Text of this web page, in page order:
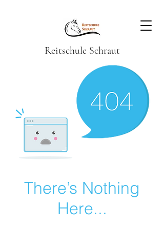
Reitschule Schraut
There’s Nothing
Here...